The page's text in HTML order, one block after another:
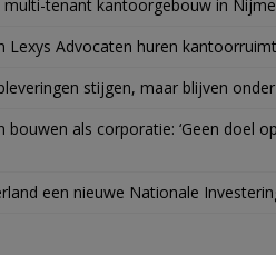
multi-tenant kantoorgebouw in
Lexys Advocaten huren
stijgen, maar blijven
bouwen als corporatie: ‘Geen doel
een nieuwe Nationale